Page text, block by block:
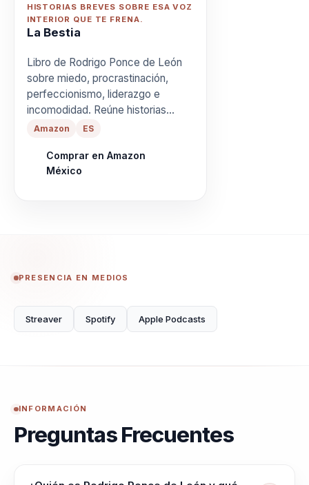
HISTORIAS BREVES SOBRE ESA VOZ
INTERIOR QUE TE FRENA.
La Bestia
Libro de Rodrigo Ponce de León
sobre miedo, procrastinación,
perfeccionismo, liderazgo e
incomodidad. Reúne historias
cortas para reconocer patrones,
aprender a domar la voz interior
que frena la acción.
Amazon ES
Comprar en Amazon
México
PRESENCIA EN MEDIOS
Streaver Spotify Apple Podcasts
INFORMACIÓN
Preguntas Frecuentes